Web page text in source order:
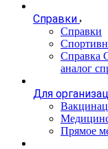
Справки
Справки
Справка
аналог
Для
Прямое